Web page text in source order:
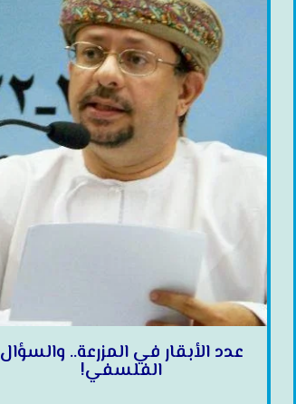
عدد الأبقار في المزرعة.. والسؤال
الفلسفي!